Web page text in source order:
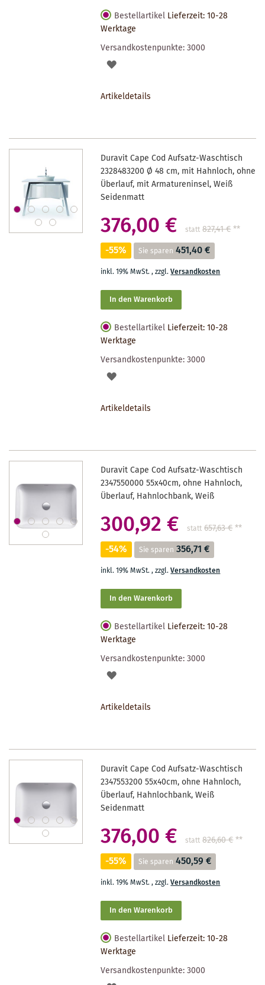
Bestellartikel Lieferzeit: 10-28
Werktage
Versandkostenpunkte:3000
AUF
Artikeldetails
Duravit Cape Cod Aufsatz-Waschtisch
2328483200 Ø 48 cm, mit Hahnloch, ohne
Überlauf, mit Armatureninsel, Weiß
Seidenmatt
376,00 € statt 827,41 €**
-55% Sie sparen 451,40 €
inkl. 19% MwSt.,zzgl.Versandkosten
In den Warenkorb
Bestellartikel Lieferzeit: 10-28
Werktage
Versandkostenpunkte:3000
AUF
Artikeldetails
Duravit Cape Cod Aufsatz-Waschtisch
2347550000 55x40cm, ohne Hahnloch,
Überlauf, Hahnlochbank, Weiß
300,92 € statt 657,63 €**
-54% Sie sparen 356,71 €
inkl. 19% MwSt.,zzgl.Versandkosten
In den Warenkorb
Bestellartikel Lieferzeit: 10-28
Werktage
Versandkostenpunkte:3000
AUF
Artikeldetails
Duravit Cape Cod Aufsatz-Waschtisch
2347553200 55x40cm, ohne Hahnloch,
Überlauf, Hahnlochbank, Weiß
Seidenmatt
376,00 € statt 826,60 €**
-55% Sie sparen 450,59 €
inkl. 19% MwSt.,zzgl.Versandkosten
In den Warenkorb
Bestellartikel Lieferzeit: 10-28
Werktage
Versandkostenpunkte:3000